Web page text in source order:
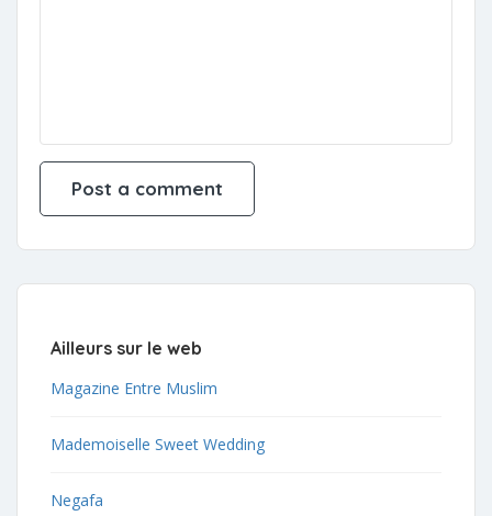
Ailleurs sur le web
Magazine Entre Muslim
Mademoiselle Sweet Wedding
Negafa